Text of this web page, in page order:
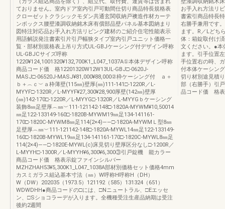
ておりません。室内ドア室内引戸可動間仕切り商品特長規格表
クローゼットクラシックモダン共通玄関収納戸襖造作材カーテ
ンボックス腰壁漆調収納銘木床有償部品壁パネル基本図納まり
図特注対応品お手入れ方法リビング建材のご紹介住宅性能表示
用語解説発注書索引片引戸幅狭タイプ室内引戸ユニット価格一
覧・部材別規格表上吊り方式UL-GBJケーシング付デザイン呼称
UL-GBJCサイズ呼称
1220¥124,1001320¥132,700K1_L047_1037A①本体デザイン呼称
商品コード価 格12201320W12W13UL-GBJ□-0620J-
MASJ□-06520J-MASJ¥81,000¥88,000②枠ケーシング付 ａ＋
ｂ＋︵ｃ︶ａ枠薄壁(115㎜)壁厚(㎜)111-141□-1220R／L-
MYYF□-1320R／L-MYYF¥27,300¥28,900厚壁(142㎜)壁厚
(㎜)142-170□-1220R／L-MYYG□-1320R／L-MYYGｂケーシング
装飾8㎜足壁厚︵㎜︶111-121142-148□-1820A-MYWM¥10,50014
㎜足122-133149-160□-1820B-MYWM19㎜足134-141161-
170□-1820C-MYWM8㎜足114(2×4)――□-1820A-MYWMＬ型8㎜
足壁厚︵㎜︶111-121142-148□-1820A-MYWL14㎜足122-133149-
160□-1820B-MYWL19㎜足134-141161-170□-1820C-MYWL8㎜足
114(2×4)――□-1820E-MYWL(c)床見切り壁厚区分なし□-1200R／
L-MYYH□-1300R／L-MYYH¥6,300¥6,300③引戸錠機 能カラー
商品コード価 格表示錠ファインシルバー
MZHZHAH53¥5,300K1_L047_1038A部材別価格セット価格4mm
カスミガラス組込基本寸法（㎜）W呼称H呼称H（DH）
W（DW）202035（1973.5）121192（585）131324（651）
WDWDHH●商品コードの□には、□Nニュートラル、□Eエッセ
ン、□Sショコラーデが入ります。全機種受注生産品納期は受注
後約2週間
お手入れ方法リ
書索引商品特長
右勝手兼用です
ます。R／Lどち
体：箱錠取付け
文ください。●本
ます。引手位置
手位置右の時、
付本体ケーシン
切り材別途見積
部（右勝手）引
品コード価 格表